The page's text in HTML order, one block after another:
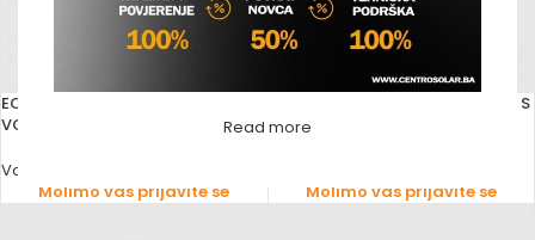
Read more
ECOFLEX CIJEV VEZNA ZA
VODOKOTLIĆ INOX 1/2”-1/2” DN10
Vodomaterijal
Molimo vas prijavite se
ECOFLEX CIJEV ZA BOJLER INOX S
ROZETNOM
Molimo vas prijavite se